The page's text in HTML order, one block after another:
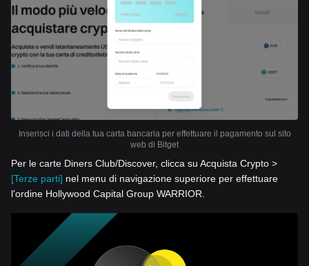
Inserisci i dati della tua carta bancaria per effettuare il pagamento sul sito
web di Bitget
Per le carte Diners Club/Discover, clicca su Acquista Crypto >
[Terze parti] nel menu di navigazione superiore per effettuare
l'ordine Hollywood Capital Group WARRIOR.